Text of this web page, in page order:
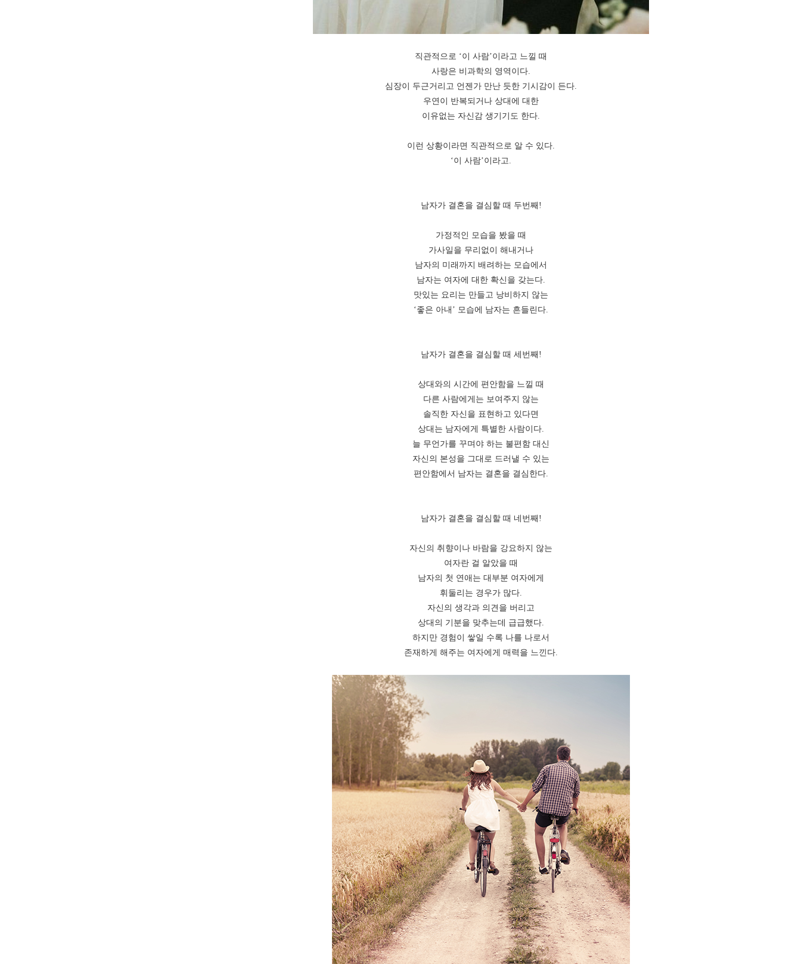
직관적으로 ‘이 사람’이라고 느낄 때
사랑은 비과학의 영역이다.
심장이 두근거리고 언젠가 만난 듯한 기시감이 든다.
우연이 반복되거나 상대에 대한
이유없는 자신감 생기기도 한다.
이런 상황이라면 직관적으로 알 수 있다.
‘이 사람’이라고.
남자가 결혼을 결심할 때 두번째!
가정적인 모습을 봤을 때
가사일을 무리없이 해내거나
남자의 미래까지 배려하는 모습에서
남자는 여자에 대한 확신을 갖는다.
맛있는 요리는 만들고 낭비하지 않는
‘좋은 아내’ 모습에 남자는 흔들린다.
남자가 결혼을 결심할 때 세번째!
상대와의 시간에 편안함을 느낄 때
다른 사람에게는 보여주지 않는
솔직한 자신을 표현하고 있다면
상대는 남자에게 특별한 사람이다.
늘 무언가를 꾸며야 하는 불편함 대신
자신의 본성을 그대로 드러낼 수 있는
편안함에서 남자는 결혼을 결심한다.
남자가 결혼을 결심할 때 네번째!
자신의 취향이나 바람을 강요하지 않는
여자란 걸 알았을 때
남자의 첫 연애는 대부분 여자에게
휘둘리는 경우가 많다.
자신의 생각과 의견을 버리고
상대의 기분을 맞추는데 급급했다.
하지만 경험이 쌓일 수록 나를 나로서
존재하게 해주는 여자에게 매력을 느낀다.